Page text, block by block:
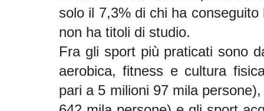
solo il 7,3% di chi ha
non ha titoli di studio.
Fra gli sport più praticati sono
aerobica, fitness e cultura
pari a 5 milioni 97 mila